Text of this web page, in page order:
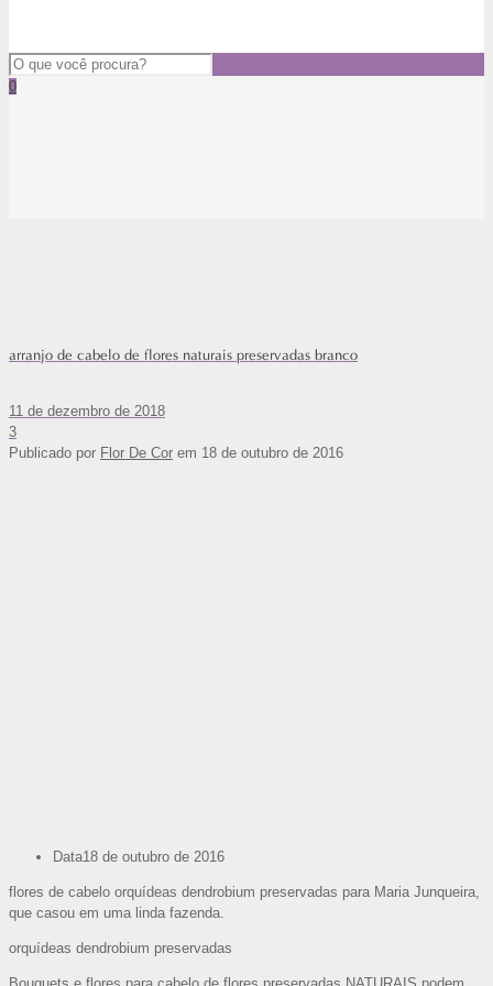
0
arranjo de cabelo de flores naturais preservadas branco
11 de dezembro de 2018
3
Publicado por Flor De Cor em 18 de outubro de 2016
Data18 de outubro de 2016
flores de cabelo orquídeas dendrobium preservadas para Maria Junqueira,
que casou em uma linda fazenda.
orquídeas dendrobium preservadas